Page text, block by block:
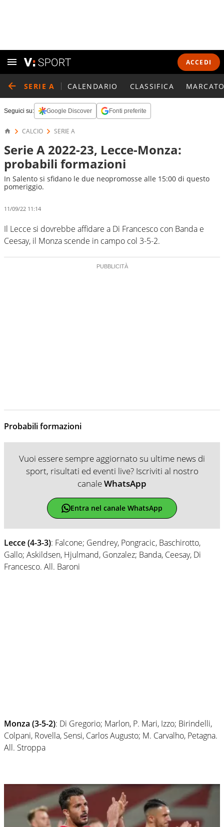
ACCEDI
SERIE A CALENDARIO CLASSIFICA
Seguici su: Google Discover Fonti preferite
CALCIO SERIE A
Serie A 2022-23, Lecce-Monza:
probabili formazioni
In Salento si sfidano le due neopromosse alle 15:00 di questo
pomeriggio.
11/09/22 11:14
Il Lecce si dovrebbe affidare a Di Francesco con Banda e
Ceesay, il Monza scende in campo col 3-5-2.
Probabili formazioni
Vuoi essere sempre aggiornato su ultime news di
sport, risultati ed eventi live? Iscriviti al nostro
canaleWhatsApp
Entra nel canale WhatsApp
Lecce (4-3-3): Falcone; Gendrey, Pongracic, Baschirotto,
Gallo; Askildsen, Hjulmand, Gonzalez; Banda, Ceesay, Di
Francesco. All. Baroni
Monza (3-5-2): Di Gregorio; Marlon, P. Mari, Izzo; Birindelli,
Colpani, Rovella, Sensi, Carlos Augusto; M. Carvalho, Petagna.
All. Stroppa